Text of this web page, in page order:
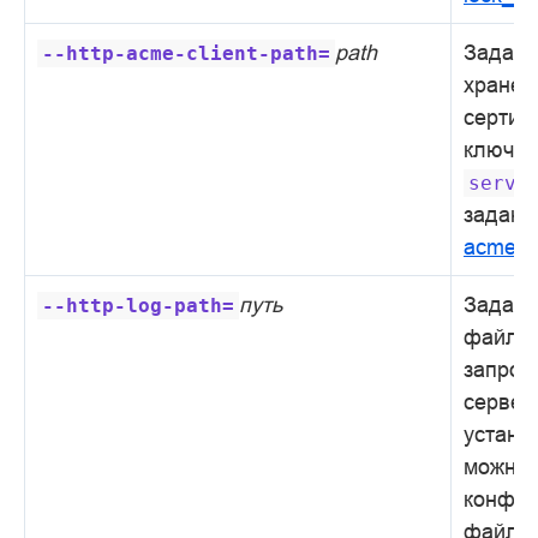
--http-acme-client-path= path
acme
--http-log-path= путь
файла
можно
файле